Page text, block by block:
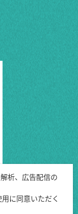
析、広告配信の
に同意いただく